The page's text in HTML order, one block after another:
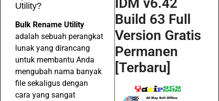
Utility?
Bulk Rename Utility
adalah sebuah perangkat
lunak yang dirancang
untuk membantu Anda
mengubah nama banyak
file sekaligus dengan
cara yang sangat
IDM v6.42
Build 63 Full
Version Gratis
Permanen
[Terbaru]